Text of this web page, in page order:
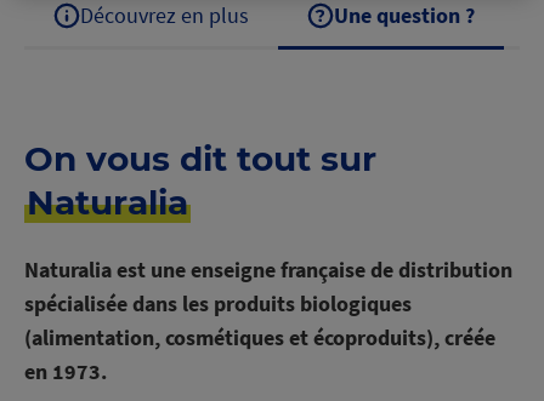
Découvrez en plus Une question ?
On vous dit tout sur
Naturalia
Naturalia est une enseigne française de distribution
spécialisée dans les produits biologiques
(alimentation, cosmétiques et écoproduits), créée
en 1973.